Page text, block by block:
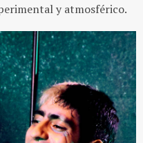
y atmosférico.